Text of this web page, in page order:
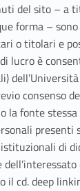
del sito – a
forma –
o titolari e
lucro è
consenso
la fonte
presenti
di
il cd. deep